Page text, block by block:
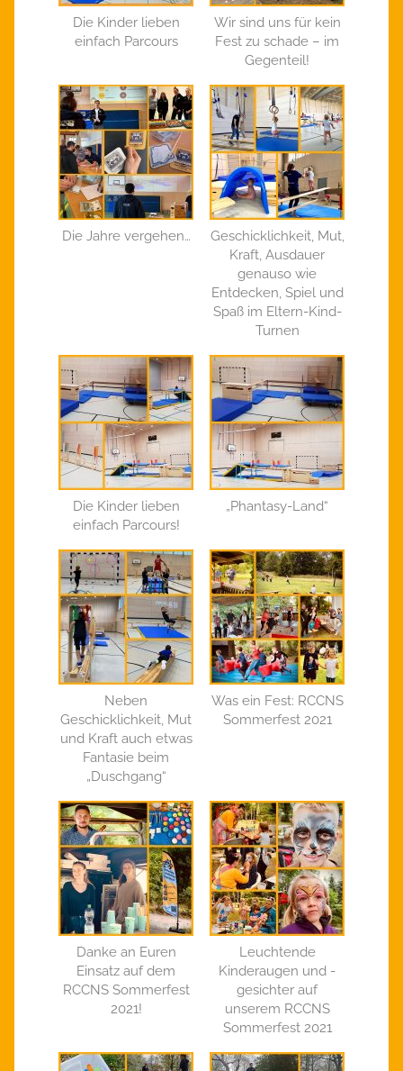
Die Kinder lieben
einfach Parcours
Wir sind uns für kein
Fest zu schade – im
Gegenteil!
Die Jahre vergehen…
Geschicklichkeit, Mut,
Kraft, Ausdauer
genauso wie
Entdecken, Spiel und
Spaß im Eltern-Kind-
Turnen
Die Kinder lieben
einfach Parcours!
„Phantasy-Land“
Neben
Geschicklichkeit, Mut
und Kraft auch etwas
Fantasie beim
„Duschgang“
Was ein Fest: RCCNS
Sommerfest 2021
Danke an Euren
Einsatz auf dem
RCCNS Sommerfest
2021!
Leuchtende
Kinderaugen und -
gesichter auf
unserem RCCNS
Sommerfest 2021